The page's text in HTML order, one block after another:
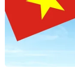
Thiếu thức
kích” nhà dân
07/09/2021 01:08
Khi nguồn thức